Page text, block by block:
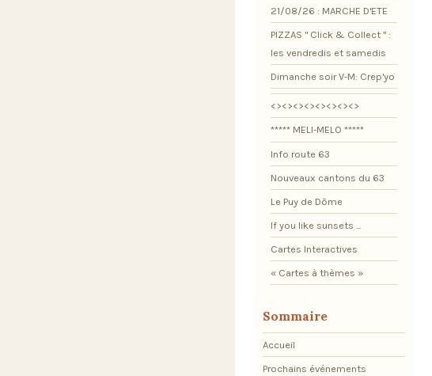
21/08/26 : MARCHE D'ETE
PIZZAS " Click & Collect " :
les vendredis et samedis
Dimanche soir V-M: Crep'yo
<><><><><><><><>
***** MELI-MELO *****
Info route 63
Nouveaux cantons du 63
Le Puy de Dôme
If you like sunsets ...
Cartes Interactives
« Cartes à thèmes »
Sommaire
Accueil
Prochains événements